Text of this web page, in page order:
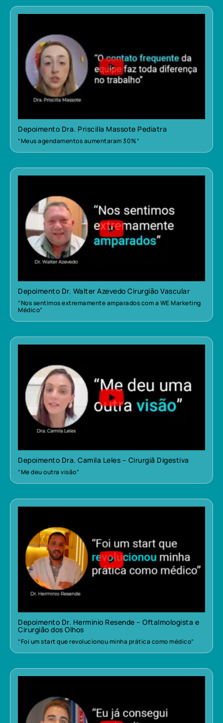
Depoimento Dra. Priscilla Massote Pediatra
“Meus agendamentos aumentaram 30%”
Depoimento Dr. Walter Azevedo Cirurgião Vascular
“Nos sentimos extremamente amparados com a WE Marketing
Médico”
Depoimento Dra. Camila Leles – Cirurgiã Digestiva
“Me deu outra visão”
Depoimento Dr. Herminio Resende – Oftalmologista e
Cirurgião dos Olhos
“Foi um start que revolucionou minha prática como médico”